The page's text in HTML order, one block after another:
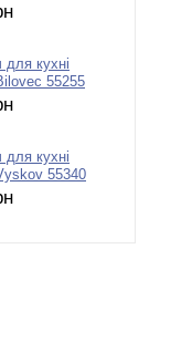
кухні
55255
кухні
55340